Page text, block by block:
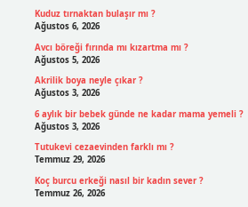
Kuduz tırnaktan bulaşır mı ?
Ağustos 6, 2026
Avcı böreği fırında mı kızartma mı ?
Ağustos 5, 2026
Akrilik boya neyle çıkar ?
Ağustos 3, 2026
6 aylık bir bebek günde ne kadar mama yemeli ?
Ağustos 3, 2026
Tutukevi cezaevinden farklı mı ?
Temmuz 29, 2026
Koç burcu erkeği nasıl bir kadın sever ?
Temmuz 26, 2026